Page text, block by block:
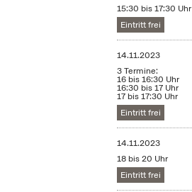
15:30 bis 17:30 Uhr
Eintritt frei
14.11.2023
3 Termine:
16 bis 16:30 Uhr
16:30 bis 17 Uhr
17 bis 17:30 Uhr
Eintritt frei
14.11.2023
18 bis 20 Uhr
Eintritt frei